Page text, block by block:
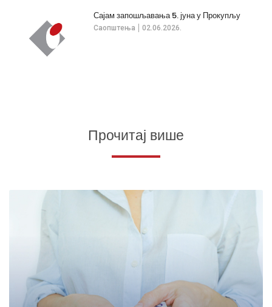
Саопштења 02.06.2026.
Сајам запошљавања 5. јуна у Прокупљу
Прочитај више